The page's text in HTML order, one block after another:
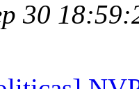
30